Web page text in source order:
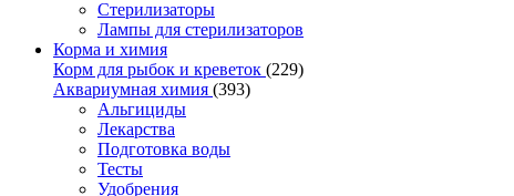
Стерилизаторы
Лампы для стерилизаторов
Корма и химия
Корм для рыбок и креветок (229)
Аквариумная химия (393)
Альгициды
Лекарства
Подготовка воды
Тесты
Удобрения